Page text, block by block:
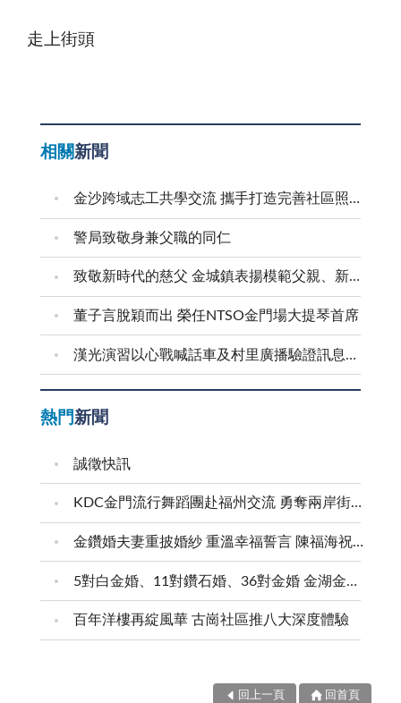
走上街頭
相關新聞
金沙跨域志工共學交流 攜手打造完善社區照顧網絡
警局致敬身兼父職的同仁
致敬新時代的慈父 金城鎮表揚模範父親、新好爸爸
董子言脫穎而出 榮任NTSO金門場大提琴首席
漢光演習以心戰喊話車及村里廣播驗證訊息傳遞效能
熱門新聞
誠徵快訊
KDC金門流行舞蹈團赴福州交流 勇奪兩岸街舞賽三等獎
金鑽婚夫妻重披婚紗 重溫幸福誓言 陳福海祝福牽手半世紀 情深相守成典範
5對白金婚、11對鑽石婚、36對金婚 金湖金沙夫妻共享榮耀時刻 陳福海表揚金鑽婚夫妻 向半世紀相守家庭典範致敬
百年洋樓再綻風華 古崗社區推八大深度體驗
回上一頁 回首頁